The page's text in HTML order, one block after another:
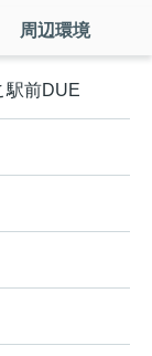
周辺環境
駅前DUE